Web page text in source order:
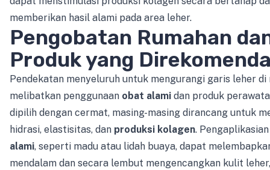
memberikan hasil alami pada area leher.
Pengobatan Rumahan
Produk yang
Pendekatan menyeluruh untuk mengurangi garis leher di
melibatkan penggunaan obat alami dan produk
dipilih dengan cermat, masing-masing dirancang untuk
hidrasi, elastisitas, dan produksi kolagen.
alami, seperti madu atau lidah buaya, dapat
mendalam dan secara lembut mengencangkan kulit